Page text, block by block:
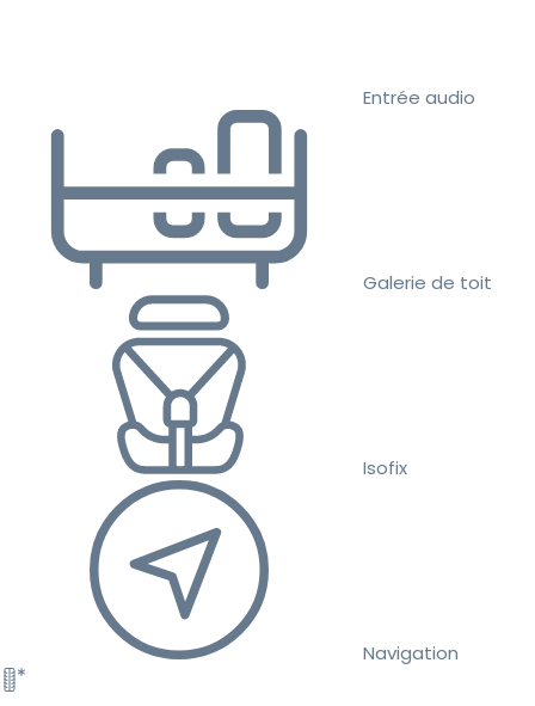
Entrée audio
Galerie de toit
Isofix
Navigation